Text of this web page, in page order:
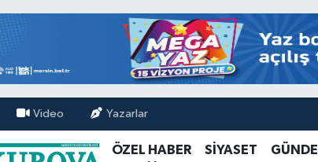
Video Yazarlar
ÖZEL HABER SİYASET